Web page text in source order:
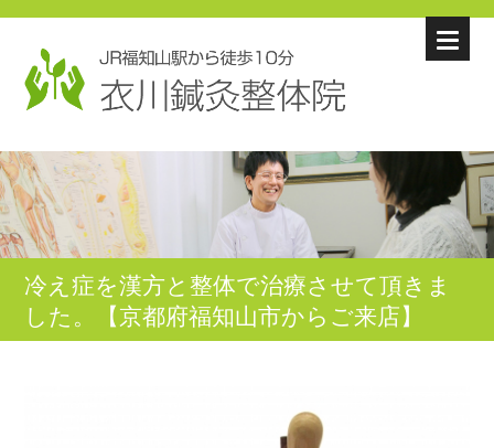
冷え症を漢方と整体で治療させて頂きま
した。【京都府福知山市からご来店】